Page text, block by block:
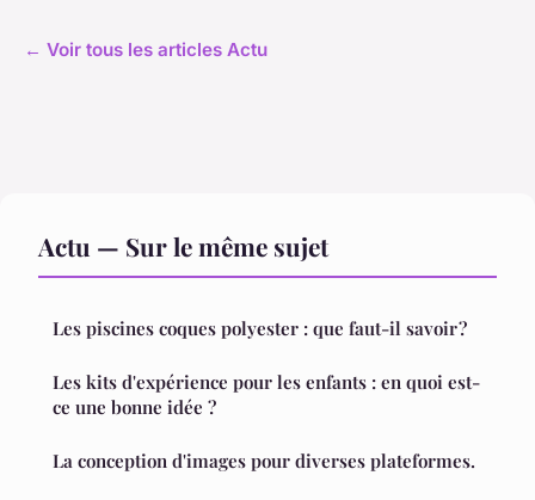
← Voir tous les articles Actu
Actu — Sur le même sujet
Les piscines coques polyester : que faut-il savoir ?
Les kits d'expérience pour les enfants : en quoi est-
ce une bonne idée ?
La conception d'images pour diverses plateformes.